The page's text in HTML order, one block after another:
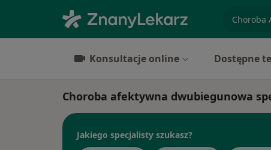
Konsultacje online Dostępne
Choroba afektywna dwubiegunowa
Jakiego specjalisty szukasz?